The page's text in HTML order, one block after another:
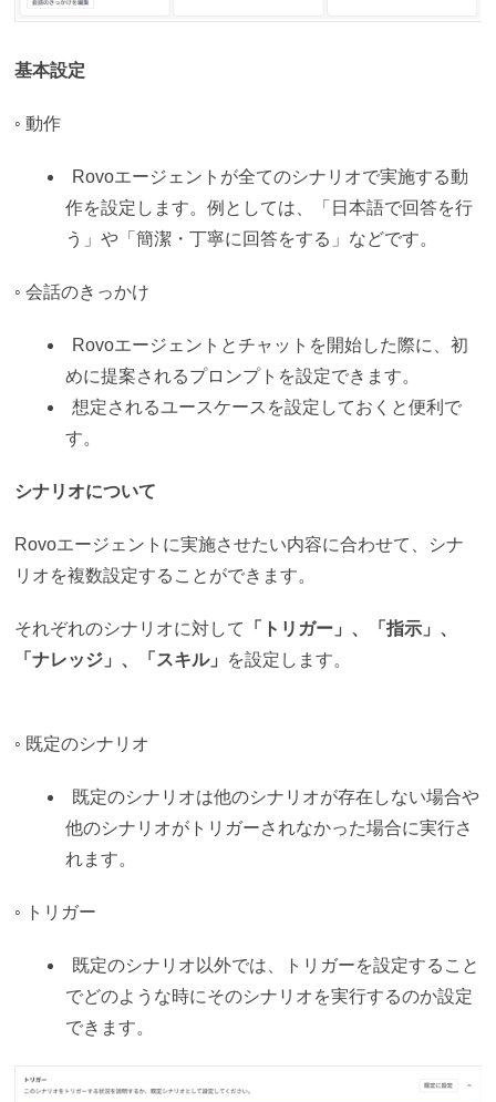
基本設定
◦ 動作
Rovoエージェントが全てのシナリオで実施する動
作を設定します。例としては、「日本語で回答を行
う」や「簡潔・丁寧に回答をする」などです。
◦ 会話のきっかけ
Rovoエージェントとチャットを開始した際に、初
めに提案されるプロンプトを設定できます。
想定されるユースケースを設定しておくと便利で
す。
シナリオについて
Rovoエージェントに実施させたい内容に合わせて、シナ
リオを複数設定することができます。
それぞれのシナリオに対して
「トリガー」、「指示」、
「ナレッジ」、「スキル」 を設定します。
◦ 既定のシナリオ
既定のシナリオは他のシナリオが存在しない場合や
他のシナリオがトリガーされなかった場合に実行さ
れます。
◦ トリガー
既定のシナリオ以外では、トリガーを設定すること
でどのような時にそのシナリオを実行するのか設定
できます。